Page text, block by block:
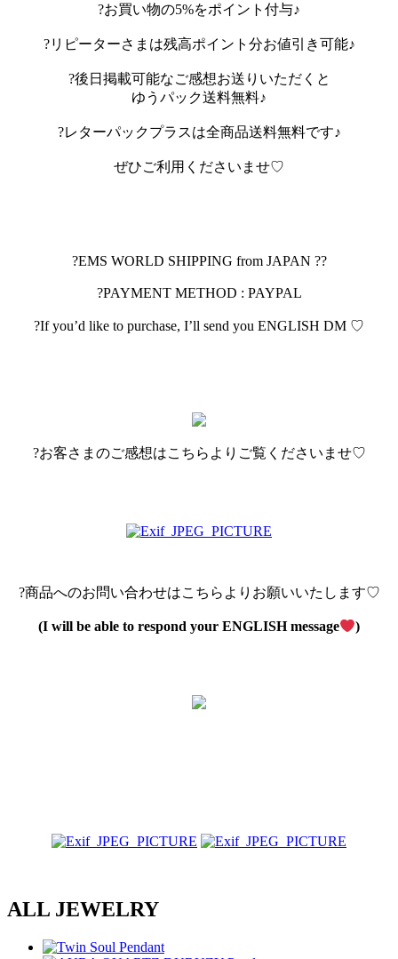
?お買い物の5%をポイント付与♪
?リピーターさまは残高ポイント分お値引き可能♪
?後日掲載可能なご感想お送りいただくと
ゆうパック送料無料♪
?レターパックプラスは全商品送料無料です♪
ぜひご利用くださいませ♡
?EMS WORLD SHIPPING from JAPAN ??
?PAYMENT METHOD : PAYPAL
?If you’d like to purchase, I’ll send you ENGLISH DM ♡
?お客さまのご感想はこちらよりご覧くださいませ♡
?商品へのお問い合わせはこちらよりお願いいたします♡
(I will be able to respond your ENGLISH message )
ALL JEWELRY